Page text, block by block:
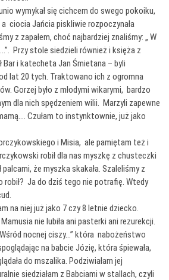
wymykał się cichcem do swego pokoiku,
a ciocia Jańcia piskliwie rozpoczynała
z zapałem, choć najbardziej znaliśmy: „ W
Przy stole siedzieli również i księża z
Bar i katecheta Jan Śmietana – byli
lat 20 tych. Traktowano ich z ogromna
Gorzej było z młodymi wikarymi, bardzo
dla nich spędzeniem wilii. Marzyli zapewne
Czułam to instynktownie, już jako
i Misia, ale pamiętam też i
robił dla nas myszkę z chusteczki
że myszka skakała. Szaleliśmy z
Ja do dziś tego nie potrafię. Wtedy
na niej już jako 7 czy 8 letnie dziecko.
nie lubiła ani pasterki ani rezurekcji.
nocnej ciszy…” która nabożeństwo
na babcie Józię, która śpiewała,
do mszalika. Podziwiałam jej
siedziałam z Babciami w stallach, czyli